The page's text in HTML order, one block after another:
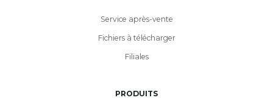
Service après-vente
Fichiers à télécharger
Filiales
PRODUITS